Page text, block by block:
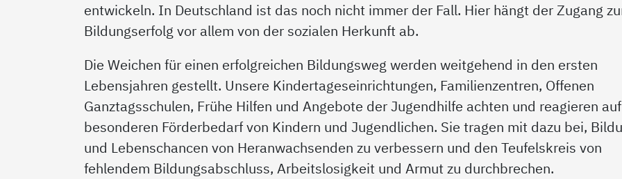
entwickeln. In Deutschland ist das noch nicht immer der Fall. Hier hängt der Zugang
Bildungserfolg vor allem von der sozialen Herkunft ab.
Die Weichen für einen erfolgreichen Bildungsweg werden weitgehend in den ersten
Lebensjahren gestellt. Unsere Kindertageseinrichtungen, Familienzentren, Offenen
Ganztagsschulen, Frühe Hilfen und Angebote der Jugendhilfe achten und reagieren auf
besonderen Förderbedarf von Kindern und Jugendlichen. Sie tragen mit dazu bei,
und Lebenschancen von Heranwachsenden zu verbessern und den Teufelskreis von
fehlendem Bildungsabschluss, Arbeitslosigkeit und Armut zu durchbrechen.